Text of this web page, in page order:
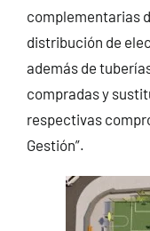
complementarias
distribución de
además de
compradas y
respectivas
Gestión”.